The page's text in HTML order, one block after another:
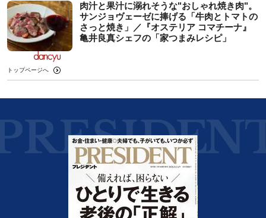
肉汁と果汁に溺れそうな"おしゃれ焼き肉"。
サンジョヴェーゼに捧げる「牛肉とトマトの
さっと焼き」／『オステリア コマチーナ』
亀井良真シェフの「家つまみレシピ」
トップページへ